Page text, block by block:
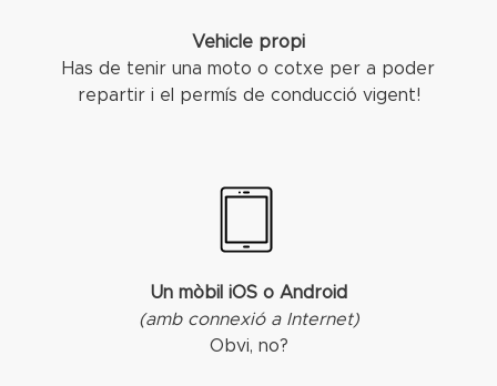
Vehicle propi
Has de tenir una moto o cotxe per a poder
repartir i el permís de conducció vigent!
Un mòbil iOS o Android
(amb connexió a Internet)
Obvi, no?